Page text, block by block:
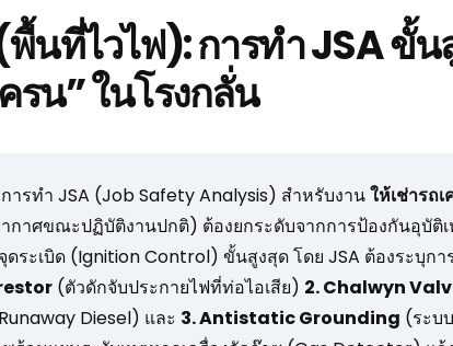
พื้นที่ไวไฟ): การทำ JSA ขั้
รน” ในโรงกลั่น
การทำ JSA (Job Safety Analysis) สำหรับงานให้เช่ารถ
กาศขณะปฏิบัติงานปกติ) ต้องยกระดับจากการป้องกันอุบัติ
ระเบิด (Ignition Control) ขั้นสูงสุด โดย JSA ต้องระบุก
(ตัวดักจับประกายไฟที่ท่อไอเสีย) 2. Chalwyn
Diesel) และ 3. Antistatic Grounding (ระบ